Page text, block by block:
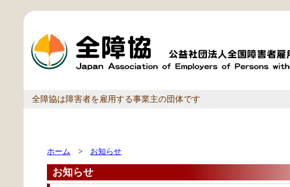
全障協は障害者を雇用する事業主の団体です
ホーム > お知らせ
お知らせ